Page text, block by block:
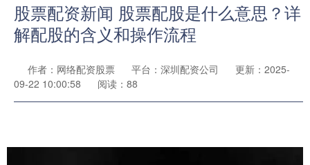
股票配资新闻 股票配股是什么意思？详
解配股的含义和操作流程
作者：网络配资股票 平台：深圳配资公司
更新：2025-
09-22 10:00:58
阅读：88